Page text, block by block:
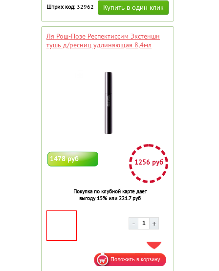
Штрих код: 32962
Ля Рош-Позе Респектиссим Экстеншн
тушь д/ресниц удлиняющая 8,4мл
1478 руб 1256 руб
Покупка по клубной карте дает
выгоду 15% или 221.7 руб
ДОБАВИТЬ В ИЗБРАННОЕ